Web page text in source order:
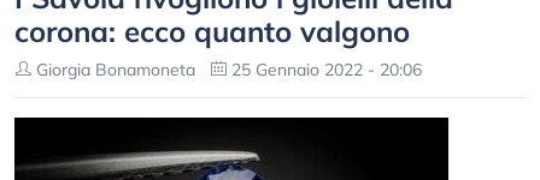
corona: ecco quanto valgono
Giorgia Bonamoneta 25 Gennaio 2022 - 20:06